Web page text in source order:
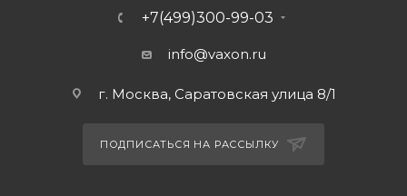
+7(499)300-99-03
info@vaxon.ru
г. Москва, Саратовская улица 8/1
ПОДПИСАТЬСЯ НА РАССЫЛКУ